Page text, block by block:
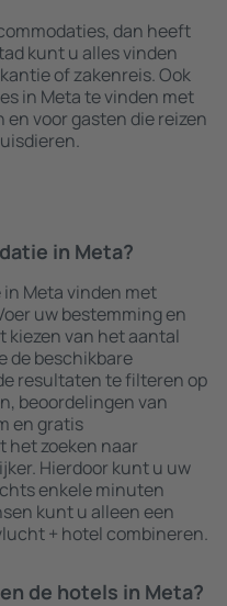
dan heeft
kunt u alles vinden
of zakenreis. Ook
in Meta te vinden met
voor gasten die reizen
in Meta?
Meta vinden met
uw bestemming en
kiezen van het aantal
de beschikbare
resultaten te filteren op
beoordelingen van
en gratis
het zoeken naar
Hierdoor kunt u uw
enkele minuten
kunt u alleen een
+ hotel combineren.
de hotels in Meta?